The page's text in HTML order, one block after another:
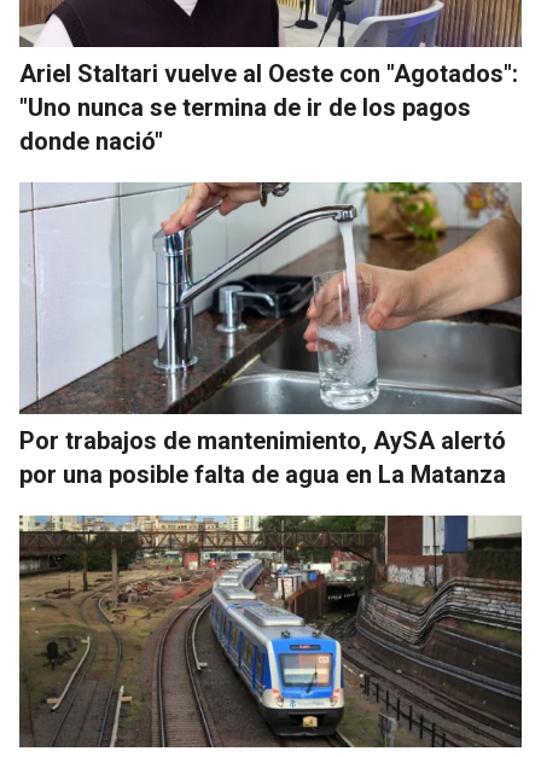
Ariel Staltari vuelve al Oeste con "Agotados":
"Uno nunca se termina de ir de los pagos
donde nació"
Por trabajos de mantenimiento, AySA alertó
por una posible falta de agua en La Matanza